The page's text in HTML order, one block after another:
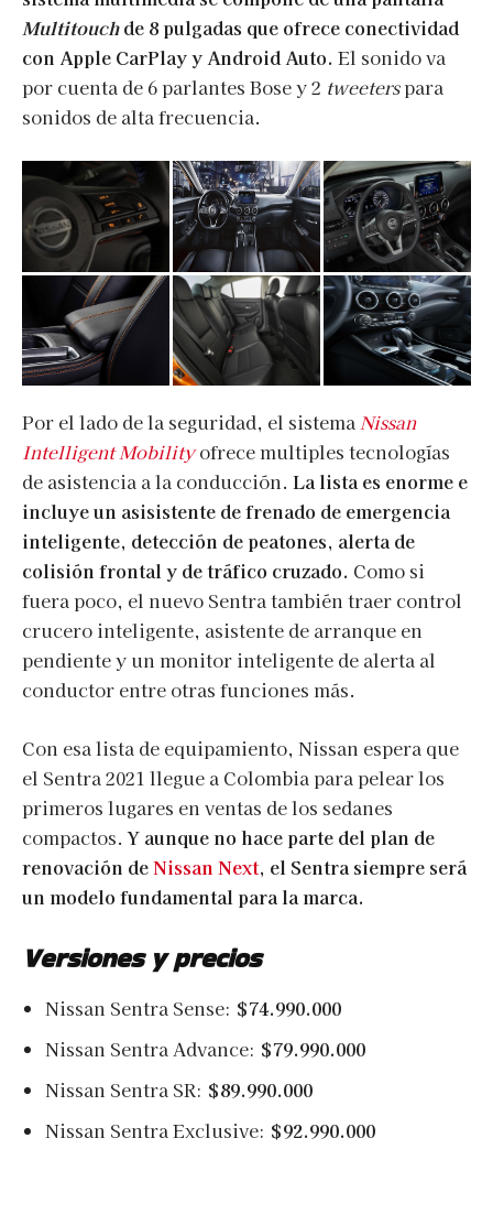
Multitouchde 8 pulgadas que ofrece conectividad
con Apple CarPlay y Android Auto. El sonido va
por cuenta de 6 parlantes Bose y 2 tweeterspara
sonidos de alta frecuencia.
Por el lado de la seguridad, el sistemaNissan
Intelligent Mobilityofrece multiples tecnologías
de asistencia a la conducción. La lista es enorme e
incluye un asisistente de frenado de emergencia
inteligente, detección de peatones, alerta de
colisión frontal y de tráfico cruzado. Como si
fuera poco, el nuevo Sentra también traer control
crucero inteligente, asistente de arranque en
pendiente y un monitor inteligente de alerta al
conductor entre otras funciones más.
Con esa lista de equipamiento, Nissan espera que
el Sentra 2021 llegue a Colombia para pelear los
primeros lugares en ventas de los sedanes
compactos. Y aunque no hace parte del plan de
renovación deNissan Next, el Sentra siempre será
un modelo fundamental para la marca.
Versiones y precios
Nissan Sentra Sense: $74.990.000
Nissan Sentra Advance: $79.990.000
Nissan Sentra SR: $89.990.000
Nissan Sentra Exclusive: $92.990.000